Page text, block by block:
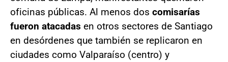
oficinas públicas. Al menos dos comisarías
fueron atacadas en otros sectores de Santiago
en desórdenes que también se replicaron en
ciudades como Valparaíso (centro) y